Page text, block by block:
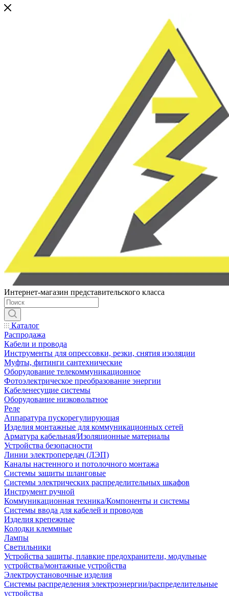
Интернет-магазин представительского класса
Каталог
Распродажа
Кабели и провода
Инструменты для опрессовки, резки, снятия изоляции
Муфты, фитинги сантехнические
Оборудование телекоммуникационное
Фотоэлектрическое преобразование энергии
Кабеленесущие системы
Оборудование низковольтное
Реле
Аппаратура пускорегулирующая
Изделия монтажные для коммуникационных сетей
Арматура кабельная/Изоляционные материалы
Устройства безопасности
Линии электропередач (ЛЭП)
Каналы настенного и потолочного монтажа
Системы защиты шланговые
Системы электрических распределительных шкафов
Инструмент ручной
Коммуникационная техника/Компоненты и системы
Системы ввода для кабелей и проводов
Изделия крепежные
Колодки клеммные
Лампы
Светильники
Устройства защиты, плавкие предохранители, модульные
устройства/монтажные устройства
Электроустановочные изделия
Системы распределения электроэнергии/распределительные
устройства